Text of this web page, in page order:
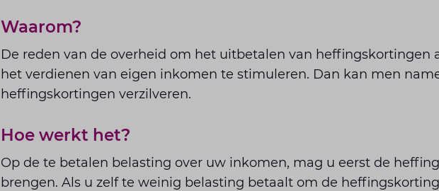
Waarom?
De reden van de overheid om het uitbetalen van heffingskortingen
het verdienen van eigen inkomen te stimuleren. Dan kan men
heffingskortingen verzilveren.
Hoe werkt het?
Op de te betalen belasting over uw inkomen, mag u eerst de
brengen. Als u zelf te weinig belasting betaalt om de